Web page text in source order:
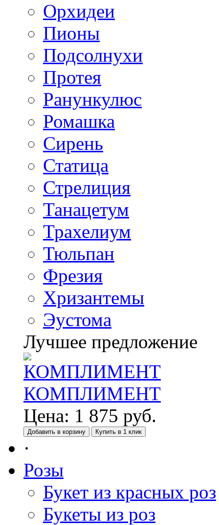
Орхидеи
Пионы
Подсолнухи
Протея
Ранункулюс
Ромашка
Сирень
Статица
Стрелиция
Танацетум
Трахелиум
Тюльпан
Фрезия
Хризантемы
Эустома
Лучшее предложение
КОМПЛИМЕНТ
Цена: 1 875 руб.
Добавить в корзину Купить в 1 клик
·
Розы
Букет из красных роз
Букеты из роз